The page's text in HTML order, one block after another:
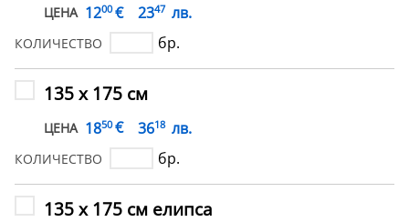
ЦЕНА 1200 € 2347 лв.
КОЛИЧЕСТВО бр.
135 х 175 см
ЦЕНА 1850 € 3618 лв.
КОЛИЧЕСТВО бр.
135 х 175 см елипса